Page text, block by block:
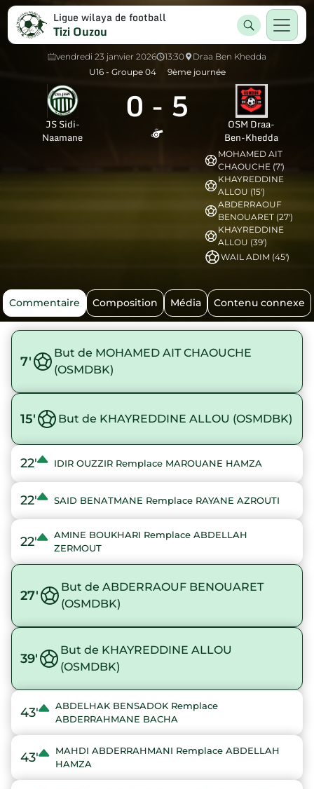
Ligue wilaya de football
Tizi Ouzou
vendredi 23 janvier 2026 13:30
Draa Ben Khedda
U16 - Groupe 04
9ème journée
JS Sidi-
Naamane
0 - 5
OSM Draa-
Ben-Khedda
MOHAMED AIT
CHAOUCHE (7')
KHAYREDDINE
ALLOU (15')
ABDERRAOUF
BENOUARET (27')
KHAYREDDINE
ALLOU (39')
WAIL ADIM (45')
Commentaire Composition Média Contenu connexe
7'
But de MOHAMED AIT CHAOUCHE
(OSMDBK)
15' But de KHAYREDDINE ALLOU (OSMDBK)
22' IDIR OUZZIR Remplace MAROUANE HAMZA
22' SAID BENATMANE Remplace RAYANE AZROUTI
22'
AMINE BOUKHARI Remplace ABDELLAH
ZERMOUT
27'
But de ABDERRAOUF BENOUARET
(OSMDBK)
39'
But de KHAYREDDINE ALLOU
(OSMDBK)
43'
ABDELHAK BENSADOK Remplace
ABDERRAHMANE BACHA
43'
MAHDI ABDERRAHMANI Remplace ABDELLAH
HAMZA